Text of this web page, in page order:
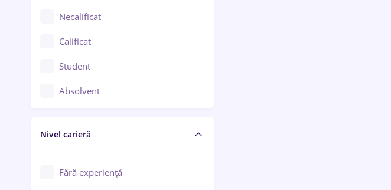
Chimie / Biochimie
Confecții / Design vestimentar
Construcții / Instalații
Controlul calității
Educație / Training / Arte
Necalificat
Calificat
Student
Absolvent
Nivel carieră
Fără experiență